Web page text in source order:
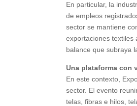
En particular, la
de empleos
sector se mantiene
exportaciones textiles
balance que subraya
Una plataforma con
En este contexto,
sector. El evento
telas, fibras e hilos,